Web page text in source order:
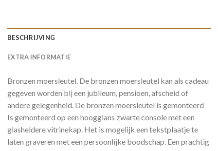
BESCHRIJVING
EXTRA INFORMATIE
Bronzen moersleutel. De bronzen moersleutel kan als cadeau
gegeven worden bij een jubileum, pensioen, afscheid of
andere gelegenheid. De bronzen moersleutel is gemonteerd
Is gemonteerd op een hoogglans zwarte console met een
glasheldere vitrinekap. Het is mogelijk een tekstplaatje te
laten graveren met een persoonlijke boodschap. Een prachtig